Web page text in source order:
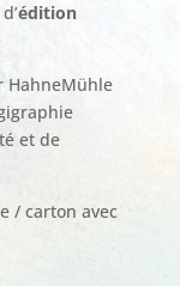
édition
HahneMühle
et de
/ carton avec